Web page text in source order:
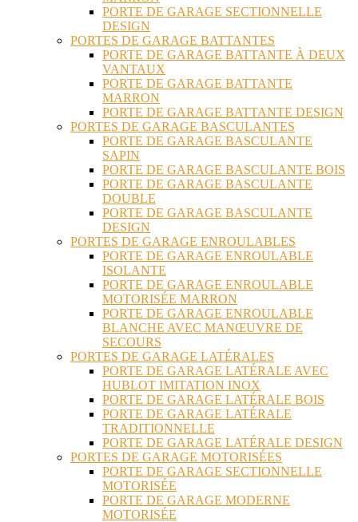
PORTE DE GARAGE SECTIONNELLE
DESIGN
PORTES DE GARAGE BATTANTES
PORTE DE GARAGE BATTANTE À DEUX
VANTAUX
PORTE DE GARAGE BATTANTE
MARRON
PORTE DE GARAGE BATTANTE DESIGN
PORTES DE GARAGE BASCULANTES
PORTE DE GARAGE BASCULANTE
SAPIN
PORTE DE GARAGE BASCULANTE BOIS
PORTE DE GARAGE BASCULANTE
DOUBLE
PORTE DE GARAGE BASCULANTE
DESIGN
PORTES DE GARAGE ENROULABLES
PORTE DE GARAGE ENROULABLE
ISOLANTE
PORTE DE GARAGE ENROULABLE
MOTORISÉE MARRON
PORTE DE GARAGE ENROULABLE
BLANCHE AVEC MANŒUVRE DE
SECOURS
PORTES DE GARAGE LATÉRALES
PORTE DE GARAGE LATÉRALE AVEC
HUBLOT IMITATION INOX
PORTE DE GARAGE LATÉRALE BOIS
PORTE DE GARAGE LATÉRALE
TRADITIONNELLE
PORTE DE GARAGE LATÉRALE DESIGN
PORTES DE GARAGE MOTORISÉES
PORTE DE GARAGE SECTIONNELLE
MOTORISÉE
PORTE DE GARAGE MODERNE
MOTORISÉE